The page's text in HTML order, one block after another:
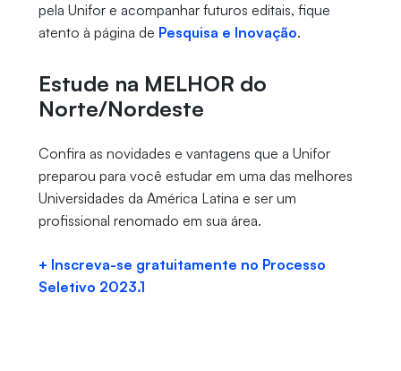
pela Unifor e acompanhar futuros editais, fique
atento à página de Pesquisa e Inovação.
Estude na MELHOR do
Norte/Nordeste
Confira as novidades e vantagens que a Unifor
preparou para você estudar em uma das melhores
Universidades da América Latina e ser um
profissional renomado em sua área.
+ Inscreva-se gratuitamente no Processo
Seletivo 2023.1